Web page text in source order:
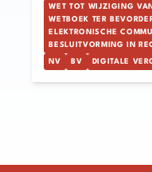
WET TOT WIJZIGING
WETBOEK TER
ELEKTRONISCHE
BESLUITVORMING IN
NV BV DIGITALE